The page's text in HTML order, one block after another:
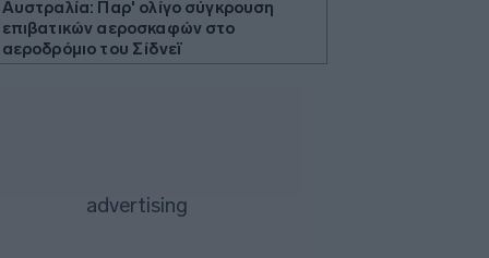
Αυστραλία: Παρ' ολίγο σύγκρουση
επιβατικών αεροσκαφών στο
αεροδρόμιο του Σίδνεϊ
ΗΠΑ: Η Γερουσία προωθεί ιστορικό